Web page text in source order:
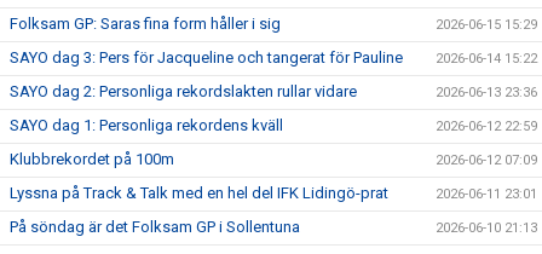
Folksam GP: Saras fina form håller i sig 2026-06-15 15:29
SAYO dag 3: Pers för Jacqueline och tangerat för Pauline 2026-06-14 15:22
SAYO dag 2: Personliga rekordslakten rullar vidare 2026-06-13 23:36
SAYO dag 1: Personliga rekordens kväll 2026-06-12 22:59
Klubbrekordet på 100m 2026-06-12 07:09
Lyssna på Track & Talk med en hel del IFK Lidingö-prat 2026-06-11 23:01
På söndag är det Folksam GP i Sollentuna 2026-06-10 21:13